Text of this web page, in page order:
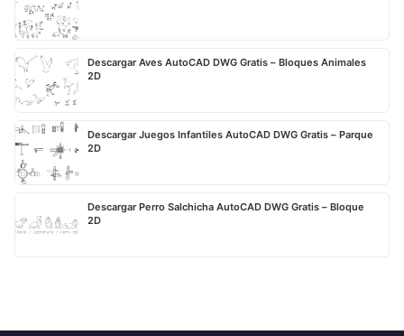
Descargar Aves AutoCAD DWG Gratis – Bloques Animales
2D
Descargar Juegos Infantiles AutoCAD DWG Gratis – Parque
2D
Descargar Perro Salchicha AutoCAD DWG Gratis – Bloque
2D